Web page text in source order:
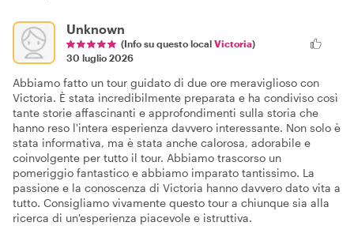
Unknown
(Info su questo local Victoria)
30 luglio 2026
Abbiamo fatto un tour guidato di due ore meraviglioso con
Victoria. È stata incredibilmente preparata e ha condiviso così
tante storie affascinanti e approfondimenti sulla storia che
hanno reso l'intera esperienza davvero interessante. Non solo è
stata informativa, ma è stata anche calorosa, adorabile e
coinvolgente per tutto il tour. Abbiamo trascorso un
pomeriggio fantastico e abbiamo imparato tantissimo. La
passione e la conoscenza di Victoria hanno davvero dato vita a
tutto. Consigliamo vivamente questo tour a chiunque sia alla
ricerca di un'esperienza piacevole e istruttiva.